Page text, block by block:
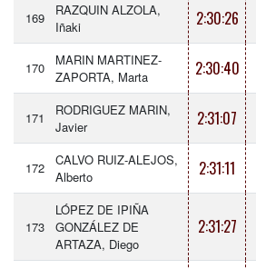
169
RAZQUIN ALZOLA,
Iñaki
2:30:26
170
MARIN MARTINEZ-
ZAPORTA, Marta
2:30:40
171
RODRIGUEZ MARIN,
Javier
2:31:07
172
CALVO RUIZ-ALEJOS,
Alberto
2:31:11
173
LÓPEZ DE IPIÑA
GONZÁLEZ DE
ARTAZA, Diego
2:31:27